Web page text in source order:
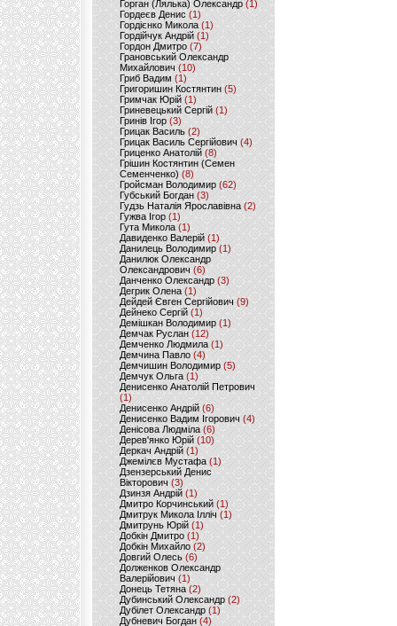
Горган (Лялька) Олександр(1)
Гордеєв Денис (1)
Гордієнко Микола (1)
Гордійчук Андрій (1)
Гордон Дмитро (7)
Грановський Олександр
Михайлович (10)
Гриб Вадим (1)
Григоришин Костянтин (5)
Гримчак Юрій(1)
Гриневецький Сергій(1)
Гринів Ігор (3)
Грицак Василь (2)
Грицак Василь Сергійович (4)
Гриценко Анатолій (8)
Грішин Костянтин (Семен
Семенченко)(8)
Гройсман Володимир(62)
Губський Богдан (3)
Гудзь Наталія Ярославівна(2)
Гужва Ігор (1)
Гута Микола (1)
Давиденко Валерій (1)
Данилець Володимир(1)
Данилюк Олександр
Олександрович (6)
Данченко Олександр (3)
Дегрик Олена(1)
Дейдей Євген Сергійович(9)
Дейнеко Сергій (1)
Демішкан Володимир(1)
Демчак Руслан (12)
Демченко Людмила (1)
Демчина Павло (4)
Демчишин Володимир (5)
Демчук Ольга(1)
Денисенко Анатолій Петрович
(1)
Денисенко Андрій (6)
Денисенко Вадим Ігорович (4)
Денісова Людміла(6)
Дерев'янко Юрій(10)
Деркач Андрій(1)
Джемілєв Мустафа (1)
Дзензерський Денис
Вікторович (3)
Дзинзя Андрій (1)
Дмитро Корчинський (1)
Дмитрук Микола Ілліч (1)
Дмитрунь Юрій (1)
Добкін Дмитро(1)
Добкін Михайло (2)
Довгий Олесь (6)
Долженков Олександр
Валерійович (1)
Донець Тетяна (2)
Дубинський Олександр(2)
Дубілет Олександр (1)
Дубневич Богдан (4)